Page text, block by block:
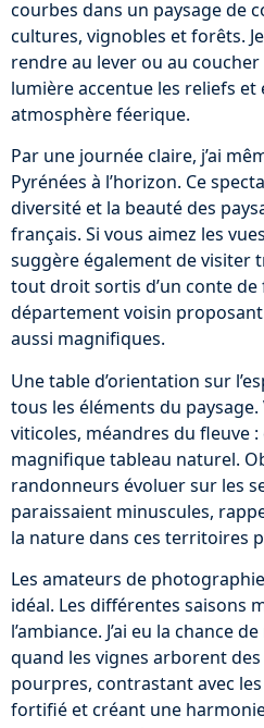
courbes dans un paysage de
cultures, vignobles et forêts.
rendre au lever ou au
lumière accentue les reliefs et
atmosphère féerique.
Par une journée claire, j’ai
Pyrénées à l’horizon. Ce
diversité et la beauté des
français. Si vous aimez les
suggère également de visiter
tout droit sortis d’un conte de
département voisin
aussi magnifiques.
Une table d’orientation sur
tous les éléments du
viticoles, méandres du fleuve
magnifique tableau naturel.
randonneurs évoluer sur les
paraissaient minuscules,
la nature dans ces territoires
Les amateurs de
idéal. Les différentes saisons
l’ambiance. J’ai eu la chance
quand les vignes arborent
pourpres, contrastant avec
fortifié et créant une